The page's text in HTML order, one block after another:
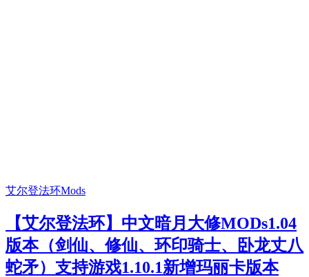
艾尔登法环Mods
【艾尔登法环】中文暗月大修MODs1.04
版本（剑仙、修仙、环印骑士、卧龙丈八
蛇矛）支持游戏1.10.1新增玛丽卡版本